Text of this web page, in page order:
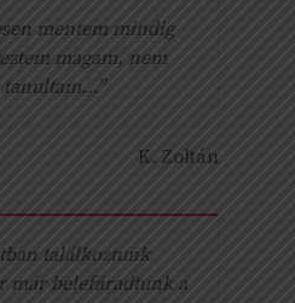
mentem mindig
magam, nem
tanultam...”
K. Zoltán
találkoztunk
belefáradtunk a